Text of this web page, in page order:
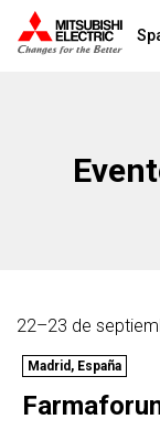
22–23 de
Madrid, España